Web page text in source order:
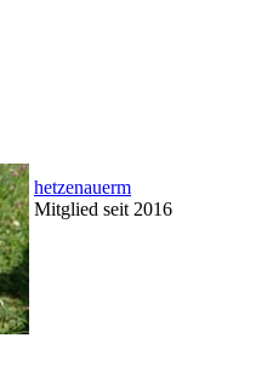
hetzenauerm
Mitglied seit 2016